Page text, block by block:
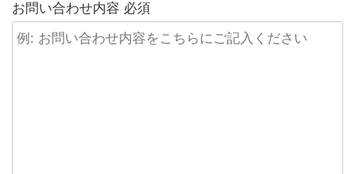
お問い合わせ内容 必須